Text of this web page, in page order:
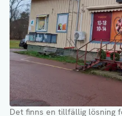
Det finns en tillfällig lösning